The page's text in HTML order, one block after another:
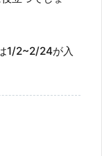
1/2~2/24が入